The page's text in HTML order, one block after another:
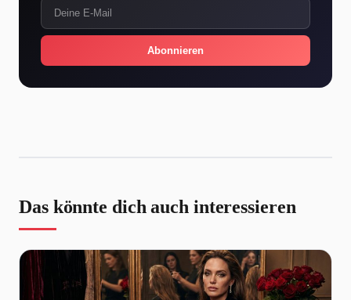
Abonnieren
Das könnte dich auch interessieren